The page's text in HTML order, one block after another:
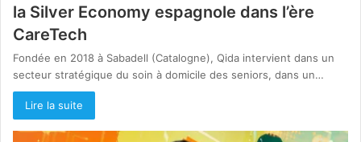
la Silver Economy espagnole dans l’ère
CareTech
Fondée en 2018 à Sabadell (Catalogne), Qida intervient dans un
secteur stratégique du soin à domicile des seniors, dans un…
Lire la suite